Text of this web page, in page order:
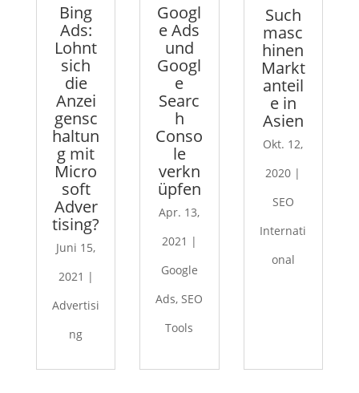
Bing
Ads:
Lohnt
sich
die
Anzei
gensc
haltun
g mit
Micro
soft
Adver
tising?
Juni 15,
2021 |
Advertisi
ng
Googl
e Ads
und
Googl
e
Searc
h
Conso
le
verkn
üpfen
Apr. 13,
2021 |
Google
Ads, SEO
Tools
Such
masc
hinen
Markt
anteil
e in
Asien
Okt. 12,
2020 |
SEO
Internati
onal